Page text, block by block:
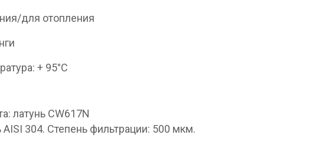
для отопления
+ 95°С
латунь CW617N
304. Cтепень фильтрации: 500 мкм.